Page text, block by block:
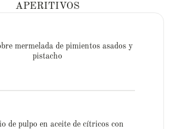
APERITIVOS
mermelada de pimientos asados y
pistacho
de pulpo en aceite de cítricos con